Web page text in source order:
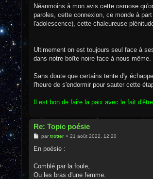
Néanmoins à mon avis cette osmose
paroles, cette connexion, ce monde à
l'adolescence), cette chaleureuse
Ultimement on est toujours seul face à
dans notre boîte noire face à nous même.
Sans doute que certains tente d'y
l'heure de s'endormir pour sauter cette
Il est bon de faire la paix avec le fait
Re: Topic poésie
M
s
g
par trotter» 21 août 2022, 12:20
En poésie :
Comblé par la foule,
Ou les bras d'une femme.